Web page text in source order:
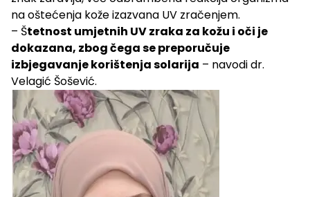
na oštećenja kože izazvana UV zračenjem.
– Štetnost umjetnih UV zraka za kožu i oči je
dokazana, zbog čega se preporučuje
izbjegavanje korištenja solarija – navodi dr.
Velagić Šošević.